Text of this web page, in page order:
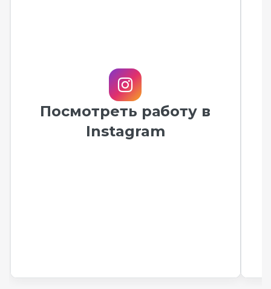
Посмотреть работу в
Instagram